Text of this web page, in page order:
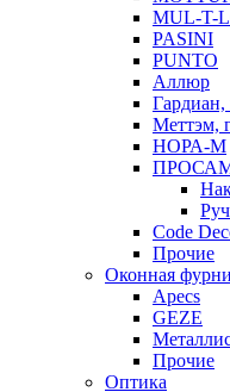
MUL-T-
PASINI
PUNTO
Аллюр
Меттэм,
НОРА-М
ПРОСАМ,
Code
Прочие
Оконная
Apecs
GEZE
Прочие
Оптика